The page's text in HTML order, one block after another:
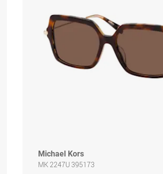
Michael Kors
MK 2247U 395173